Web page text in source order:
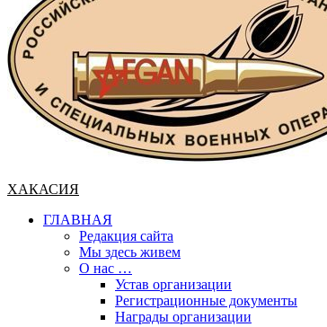
ХАКАСИЯ
ГЛАВНАЯ
Редакция сайта
Мы здесь живем
О нас …
Устав организации
Регистрационные документы
Награды организации